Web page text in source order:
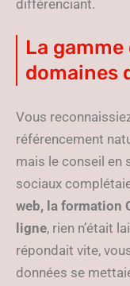
différenciant.
La
domaines
Vous
référencement
mais le conseil en
sociaux
web, la formation
ligne, rien n’était
répondait vite,
données se